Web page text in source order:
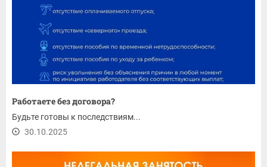
Работаете без договора?
Будьте готовы к последствиям...
30.10.2025